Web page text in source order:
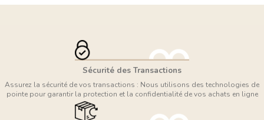
Sécurité des Transactions
Assurez la sécurité de vos transactions : Nous utilisons des technologies de
pointe pour garantir la protection et la confidentialité de vos achats en ligne